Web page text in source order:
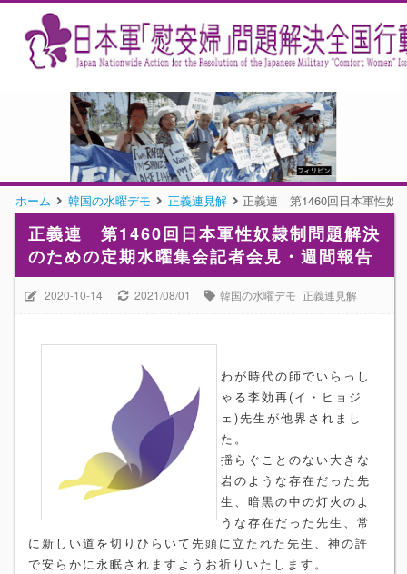
ホーム 韓国の水曜デモ 正義連見解 正義連 第1460回日本軍性奴
正義連 第1460回日本軍性奴隷制問題解決
のための定期水曜集会記者会見・週間報告
2020-10-14 2021/08/01 韓国の水曜デモ 正義連見解
わが時代の師でいらっし
ゃる李効再(イ・ヒョジ
ェ)先生が他界されまし
た。
揺らぐことのない大きな
岩のような存在だった先
生、暗黒の中の灯火のよ
うな存在だった先生、常
に新しい道を切りひらいて先頭に立たれた先生、神の許
で安らかに永眠されますようお祈りいたします。